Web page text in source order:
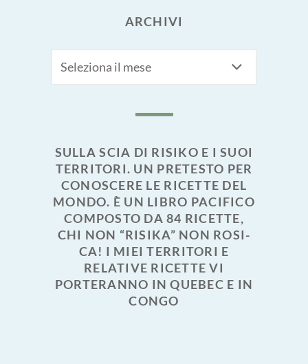
ARCHIVI
SULLA SCIA DI RISIKO E I SUOI
TERRITORI. UN PRETESTO PER
CONOSCERE LE RICETTE DEL
MONDO. È UN LIBRO PACIFICO
COMPOSTO DA 84 RICETTE,
CHI NON “RISIKA” NON ROSI-
CA! I MIEI TERRITORI E
RELATIVE RICETTE VI
PORTERANNO IN QUEBEC E IN
CONGO